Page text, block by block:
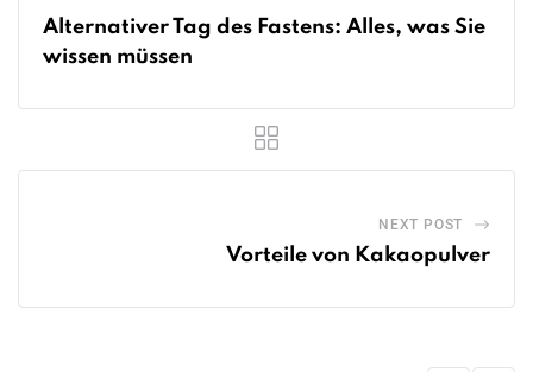
Alternativer Tag des Fastens: Alles, was Sie
wissen müssen
NEXT POST
Vorteile von Kakaopulver